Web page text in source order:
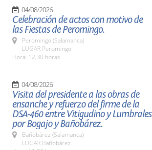
04/08/2026
Celebración de actos con motivo de
las Fiestas de Peromingo.
Peromingo (Salamanca)
LUGAR Peromingo
Hora: 12,30 horas
04/08/2026
Visita del presidente a las obras de
ensanche y refuerzo del firme de la
DSA-460 entre Vitigudino y Lumbrales
por Bogajo y Bañobárez.
Bañobárez (Salamanca)
LUGAR Bañobárez